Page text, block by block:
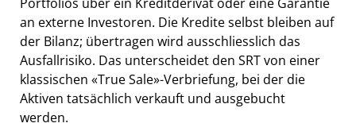
an externe Investoren. Die Kredite selbst bleiben auf
der Bilanz; übertragen wird ausschliesslich das
Ausfallrisiko. Das unterscheidet den SRT von einer
klassischen «True Sale»-Verbriefung, bei der die
Aktiven tatsächlich verkauft und ausgebucht
werden.